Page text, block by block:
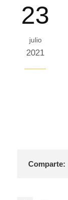
23
julio
2021
Comparte: